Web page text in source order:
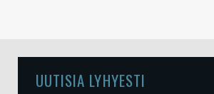
UUTISIA LYHYESTI